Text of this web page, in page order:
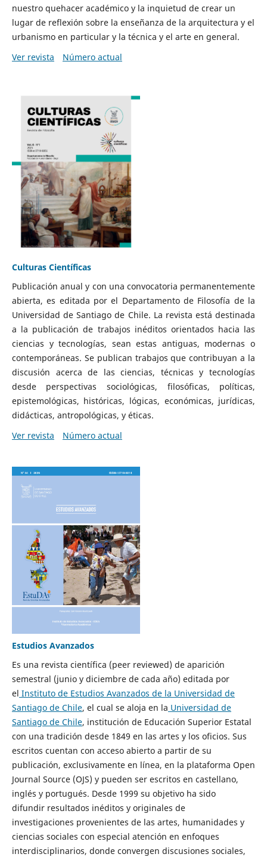
nuestro quehacer académico y la inquietud de crear un
lugar de reflexión sobre la enseñanza de la arquitectura y el
urbanismo en particular y la técnica y el arte en general.
Ver revista
Número actual
Culturas Científicas
Publicación anual y con una convocatoria permanentemente
abierta, es editada por el Departamento de Filosofía de la
Universidad de Santiago de Chile. La revista está destinada
a la publicación de trabajos inéditos orientados hacia las
ciencias y tecnologías, sean estas antiguas, modernas o
contemporáneas. Se publican trabajos que contribuyan a la
discusión acerca de las ciencias, técnicas y tecnologías
desde perspectivas sociológicas, filosóficas, políticas,
epistemológicas, históricas, lógicas, económicas, jurídicas,
didácticas, antropológicas, y éticas.
Ver revista
Número actual
Estudios Avanzados
Es una revista científica (peer reviewed) de aparición
semestral (junio y diciembre de cada año) editada por
el Instituto de Estudios Avanzados de la Universidad de
Santiago de Chile, el cual se aloja en la Universidad de
Santiago de Chile, institución de Educación Superior Estatal
con una tradición desde 1849 en las artes y los oficios. Sus
escritos cuentan con acceso abierto a partir de su
publicación, exclusivamente en línea, en la plataforma Open
Journal Source (OJS) y pueden ser escritos en castellano,
inglés y portugués. Desde 1999 su objetivo ha sido
difundir resultados inéditos y originales de
investigaciones provenientes de las artes, humanidades y
ciencias sociales con especial atención en enfoques
interdisciplinarios, donde convergen discusiones sociales,